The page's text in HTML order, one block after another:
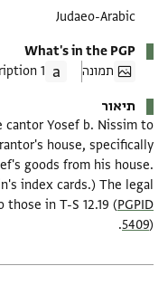
Judaeo-Arabic
What's in the PGP
תמונה
1 Transcription
תיאור
cantor Yosef b. Nissim to
house, specifically
goods from his house.
index cards.) The legal
those in T-S 12.19 (PGPID
5409).